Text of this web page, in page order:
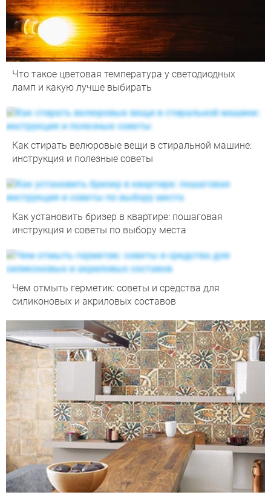
Что такое цветовая температура у светодиодных
ламп и какую лучше выбирать
Как стирать велюровые вещи в стиральной машине:
инструкция и полезные советы
Как установить бризер в квартире: пошаговая
инструкция и советы по выбору места
Чем отмыть герметик: советы и средства для
силиконовых и акриловых составов